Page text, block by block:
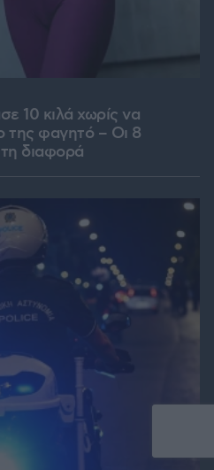
10 κιλά χωρίς να
της φαγητό – Οι 8
διαφορά